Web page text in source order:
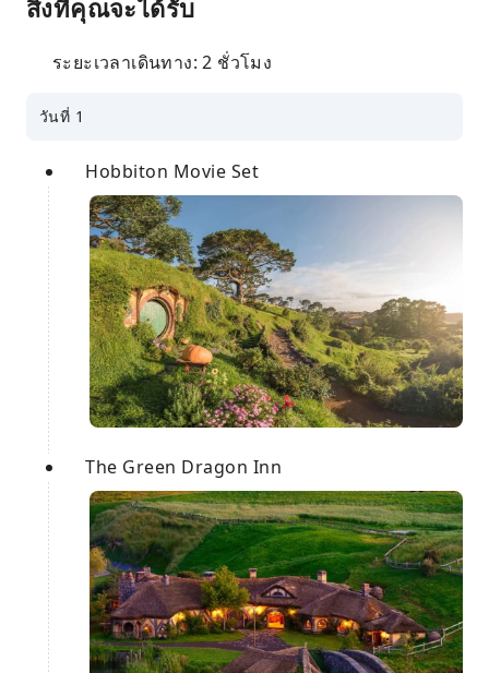
สิ่งที่คุณจะได้รับ
ระยะเวลาเดินทาง: 2 ชั่วโมง
วันที่ 1
Hobbiton Movie Set
The Green Dragon Inn